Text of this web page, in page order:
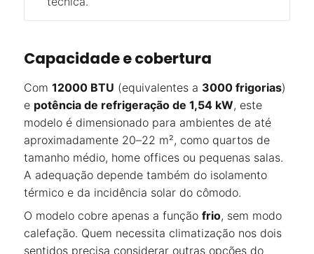
Capacidade e cobertura
Com 12000 BTU (equivalentes a 3000 frigorias)
e potência de refrigeração de 1,54 kW, este
modelo é dimensionado para ambientes de até
aproximadamente 20–22 m², como quartos de
tamanho médio, home offices ou pequenas salas.
A adequação depende também do isolamento
térmico e da incidência solar do cômodo.
O modelo cobre apenas a função frio, sem modo
calefação. Quem necessita climatização nos dois
sentidos precisa considerar outras opções do